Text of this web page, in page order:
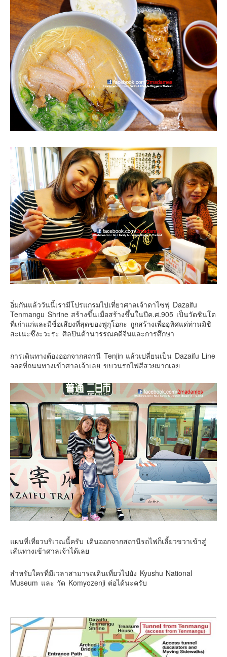
อิ่มกันแล้ววันนี้เรามีโปรแกรมไปเที่ยวศาลเจ้าดาไซฟุ Dazaifu
Tenmangu Shrine สร้างขึ้นเมื่อสร้างขึ้นในปีค.ศ.905 เป็นวัดชินโต
ที่เก่าแก่และมีชื่อเสียงที่สุดของฟูกุโอกะ ถูกสร้างเพื่ออุทิศแด่ท่านมิชิ
สะเนะซึงะวะระ ศิลปินด้านวรรณคดีจีนและการศึกษา
การเดินทางต้องออกจากสถานี Tenjin แล้วเปลี่ยนเป็น Dazaifu Line
จอดที่ถนนทางเข้าศาลเจ้าเลย ขบวนรถไฟสีสวยมากเลย
แผนที่เที่ยวบริเวณนี้ครับ เดินออกจากสถานีรถไฟก็เลี้ยวขวาเข้าสู่
เส้นทางเข้าศาลเจ้าได้เลย
สำหรับใครที่มีเวลาสามารถเดินเที่ยวไปยัง Kyushu National
Museum และ วัด Komyozenji ต่อได้นะครับ